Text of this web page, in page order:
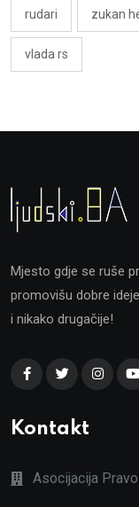
rudari zukan
vlada rs
Mjesto gdje se ruše
promovišu dobre
i nikako drugačije!
Kontakt
Asocijacija